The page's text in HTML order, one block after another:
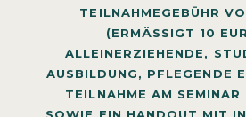
TEILNAHMEGEBÜHR
(ERMÄSSIGT 10
LLEINERZIEHENDE,
USBILDUNG, PFLEGENDE
EILNAHME AM SEMINAR
OWIE EIN HANDOUT MIT